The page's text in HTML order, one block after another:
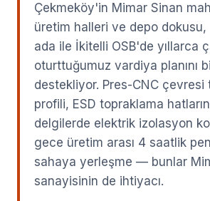
Çekmeköy'in Mimar Sinan
üretim halleri ve depo dokusu,
ada ile İkitelli OSB'de yıllarca
oturttuğumuz vardiya planını
destekliyor. Pres-CNC çevresi
profili, ESD topraklama
delgilerde elektrik izolasyon
gece üretim arası 4 saatlik
sahaya yerleşme — bunlar
sanayisinin de ihtiyacı.